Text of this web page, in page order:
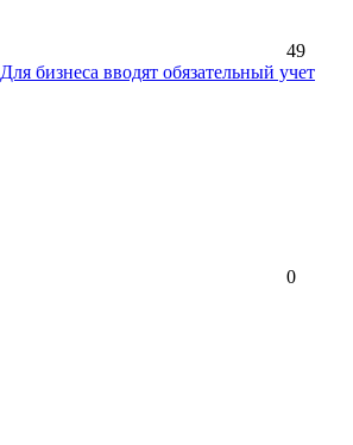
49
Для бизнеса вводят обязательный учет
0